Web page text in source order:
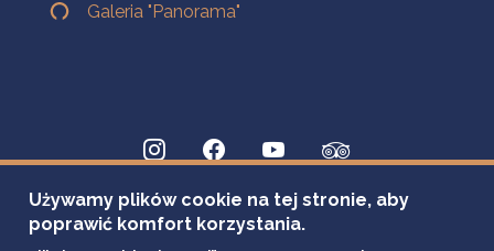
Galeria "Panorama"
Używamy plików cookie na tej stronie, aby
poprawić komfort korzystania.